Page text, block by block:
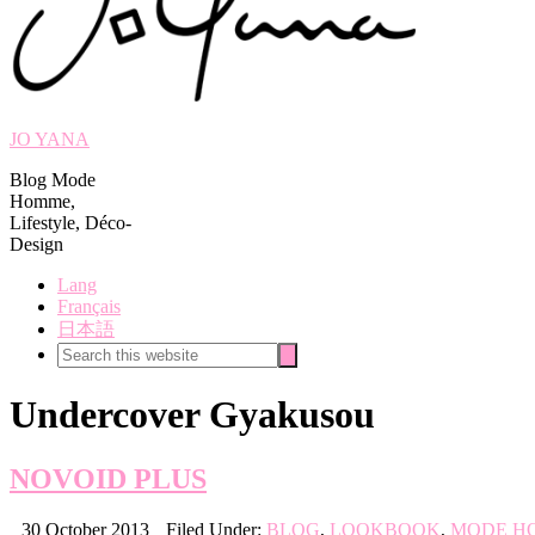
JO YANA
Blog Mode
Homme,
Lifestyle, Déco-
Design
Lang
Français
日本語
Search
this
Undercover Gyakusou
NOVOID PLUS
30 October 2013 Filed Under: BLOG, LOOKBOOK, MODE